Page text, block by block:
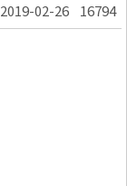
2019-02-26 16794